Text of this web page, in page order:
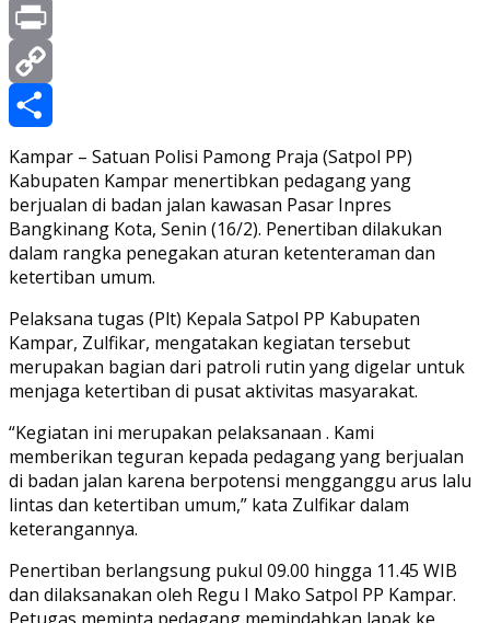
X
Print
Copy
Link
Share
Kampar – Satuan Polisi Pamong Praja (Satpol PP)
Kabupaten Kampar menertibkan pedagang yang
berjualan di badan jalan kawasan Pasar Inpres
Bangkinang Kota, Senin (16/2). Penertiban dilakukan
dalam rangka penegakan aturan ketenteraman dan
ketertiban umum.
Pelaksana tugas (Plt) Kepala Satpol PP Kabupaten
Kampar, Zulfikar, mengatakan kegiatan tersebut
merupakan bagian dari patroli rutin yang digelar untuk
menjaga ketertiban di pusat aktivitas masyarakat.
“Kegiatan ini merupakan pelaksanaan . Kami
memberikan teguran kepada pedagang yang berjualan
di badan jalan karena berpotensi mengganggu arus lalu
lintas dan ketertiban umum,” kata Zulfikar dalam
keterangannya.
Penertiban berlangsung pukul 09.00 hingga 11.45 WIB
dan dilaksanakan oleh Regu I Mako Satpol PP Kampar.